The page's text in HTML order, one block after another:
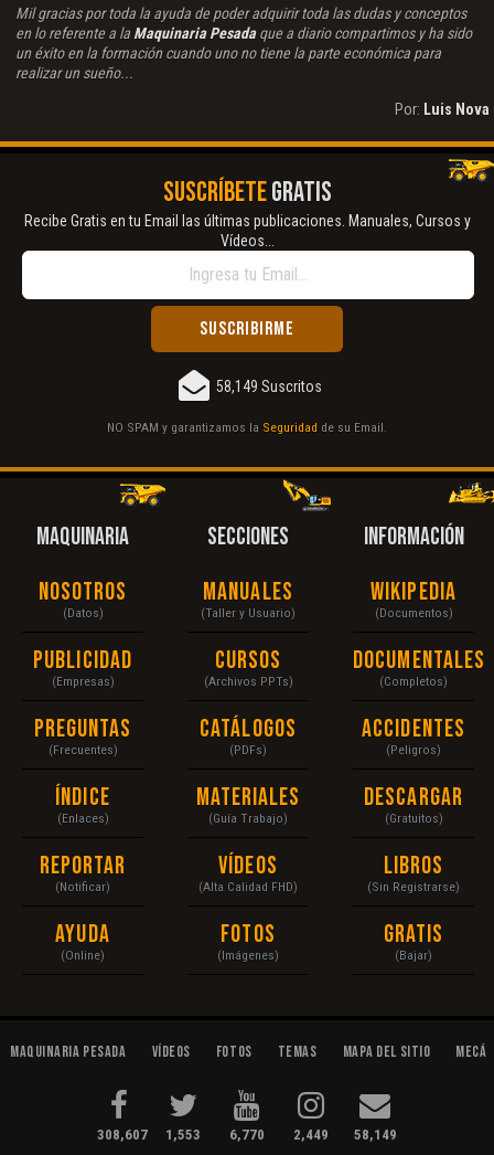
Mil gracias por toda la ayuda de poder adquirir toda las dudas y conceptos
en lo referente a la Maquinaria Pesadaque a diario compartimos y ha sido
un éxito en la formación cuando uno no tiene la parte económica para
realizar un sueño...
Por: Luis Nova
SUSCRÍBETEGRATIS
Recibe Gratis en tu Email las últimas publicaciones. Manuales, Cursos y
Vídeos...
58,149 Suscritos
NO SPAM y garantizamos la Seguridad de su Email.
MAQUINARIA
Nosotros
(Datos)
Publicidad
(Empresas)
Preguntas
(Frecuentes)
Índice
(Enlaces)
Reportar
(Notificar)
Ayuda
(Online)
SECCIONES
Manuales
(Taller y Usuario)
Cursos
(Archivos PPTs)
Catálogos
(PDFs)
Materiales
(Guía Trabajo)
Vídeos
(Alta Calidad FHD)
Fotos
(Imágenes)
INFORMACIÓN
Wikipedia
(Documentos)
Documentales
(Completos)
Accidentes
(Peligros)
Descargar
(Gratuitos)
Libros
(Sin Registrarse)
Gratis
(Bajar)
Maquinaria Pesada Vídeos Fotos Temas Mapa del Sitio
308,607 1,553 6,770 2,449 58,149